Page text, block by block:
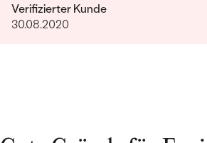
Verifizierter Kunde
30.08.2020